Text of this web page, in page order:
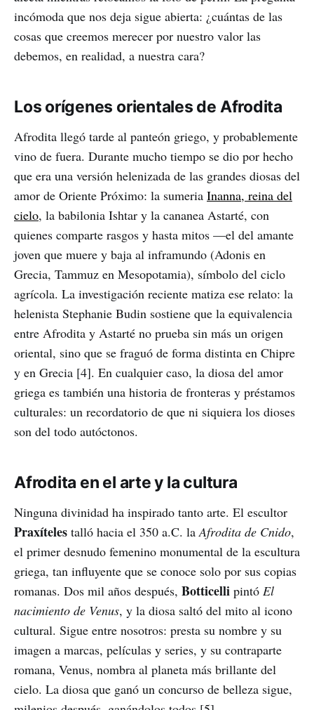
incómoda que nos deja sigue abierta: ¿cuántas de las
cosas que creemos merecer por nuestro valor las
debemos, en realidad, a nuestra cara?
Los orígenes orientales de Afrodita
Afrodita llegó tarde al panteón griego, y probablemente
vino de fuera. Durante mucho tiempo se dio por hecho
que era una versión helenizada de las grandes diosas del
amor de Oriente Próximo: la sumeria Inanna, reina del
cielo, la babilonia Ishtar y la cananea Astarté, con
quienes comparte rasgos y hasta mitos —el del amante
joven que muere y baja al inframundo (Adonis en
Grecia, Tammuz en Mesopotamia), símbolo del ciclo
agrícola. La investigación reciente matiza ese relato: la
helenista Stephanie Budin sostiene que la equivalencia
entre Afrodita y Astarté no prueba sin más un origen
oriental, sino que se fraguó de forma distinta en Chipre
y en Grecia [4]. En cualquier caso, la diosa del amor
griega es también una historia de fronteras y préstamos
culturales: un recordatorio de que ni siquiera los dioses
son del todo autóctonos.
Afrodita en el arte y la cultura
Ninguna divinidad ha inspirado tanto arte. El escultor
Praxíteles talló hacia el 350 a.C. laAfrodita de Cnido,
el primer desnudo femenino monumental de la escultura
griega, tan influyente que se conoce solo por sus copias
romanas. Dos mil años después, Botticelli pintó El
nacimiento de Venus, y la diosa saltó del mito al icono
cultural. Sigue entre nosotros: presta su nombre y su
imagen a marcas, películas y series, y su contraparte
romana, Venus, nombra al planeta más brillante del
cielo. La diosa que ganó un concurso de belleza sigue,